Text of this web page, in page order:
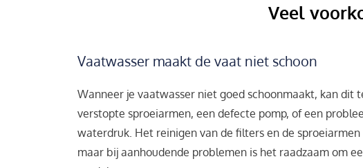
Veel
Vaatwasser maakt de vaat niet schoon
Wanneer je vaatwasser niet goed schoonmaakt, kan dit
verstopte sproeiarmen, een defecte pomp, of een
waterdruk. Het reinigen van de filters en de sproeiarmen
maar bij aanhoudende problemen is het raadzaam om